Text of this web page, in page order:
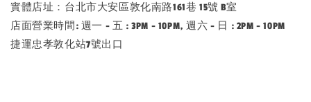
實體店址：台北市大安區敦化南路161巷 15號 B室
店面營業時間: 週一 - 五 : 3PM - 10PM, 週六 - 日 : 2PM - 10PM
捷運忠孝敦化站7號出口